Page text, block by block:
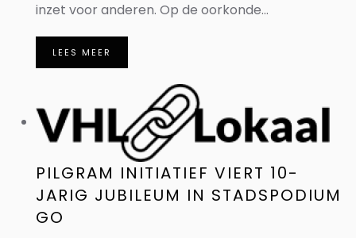
inzet voor anderen. Op de oorkonde...
LEES MEER
PILGRAM INITIATIEF VIERT 10-
JARIG JUBILEUM IN STADSPODIUM
GO